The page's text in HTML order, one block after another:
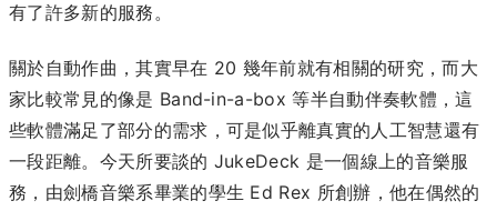
有了許多新的服務。
關於自動作曲，其實早在 20 幾年前就有相關的研究，而大
家比較常見的像是 Band-in-a-box 等半自動伴奏軟體，這
些軟體滿足了部分的需求，可是似乎離真實的人工智慧還有
一段距離。今天所要談的 JukeDeck 是一個線上的音樂服
務，由劍橋音樂系畢業的學生 Ed Rex 所創辦，他在偶然的